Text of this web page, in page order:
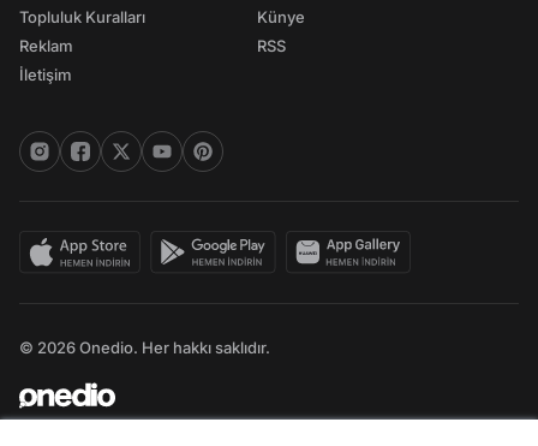
Topluluk Kuralları
Reklam
İletişim
Künye
RSS
© 2026 Onedio. Her hakkı saklıdır.